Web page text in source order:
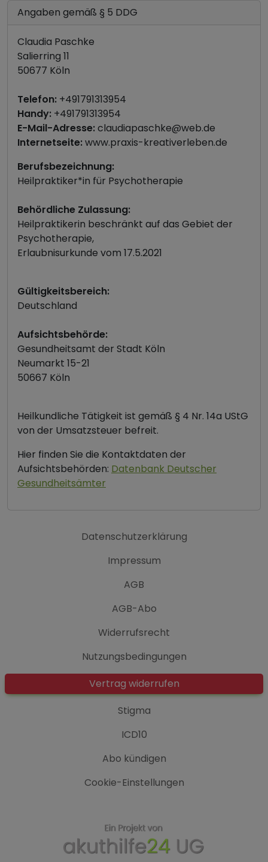
Angaben gemäß § 5 DDG
Claudia Paschke
Salierring 11
50677 Köln
Telefon: +491791313954
Handy: +491791313954
E-Mail-Adresse:claudiapaschke@web.de
Internetseite:www.praxis-kreativerleben.de
Berufsbezeichnung:
Heilpraktiker*in für Psychotherapie
Behördliche Zulassung:
Heilpraktikerin beschränkt auf das Gebiet der
Psychotherapie,
Erlaubnisurkunde vom 17.5.2021
Gültigkeitsbereich:
Deutschland
Aufsichtsbehörde:
Gesundheitsamt der Stadt Köln
Neumarkt 15-21
50667 Köln
Heilkundliche Tätigkeit ist gemäß § 4 Nr. 14a UStG
von der Umsatzsteuer befreit.
Hier finden Sie die Kontaktdaten der
Aufsichtsbehörden: Datenbank Deutscher
Gesundheitsämter
Datenschutzerklärung
Impressum
AGB
AGB-Abo
Widerrufsrecht
Nutzungsbedingungen
Vertrag widerrufen
Stigma
ICD10
Abo kündigen
Cookie-Einstellungen